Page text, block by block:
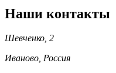
Наши контакты
Шевченко, 2
Иваново, Россия